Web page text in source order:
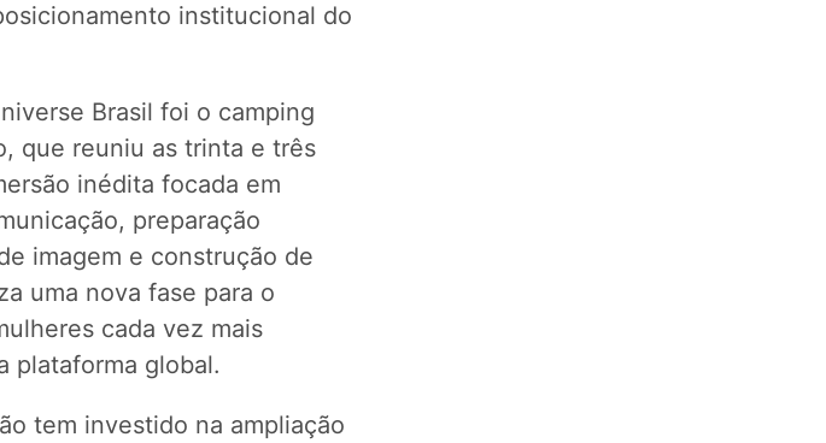
institucional do
Brasil foi o camping
que reuniu as trinta e três
inédita focada em
preparação
imagem e construção de
uma nova fase para o
cada vez mais
plataforma global.
tem investido na ampliação